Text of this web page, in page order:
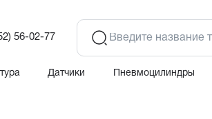
56-02-77
Датчики Пневмоцилиндры